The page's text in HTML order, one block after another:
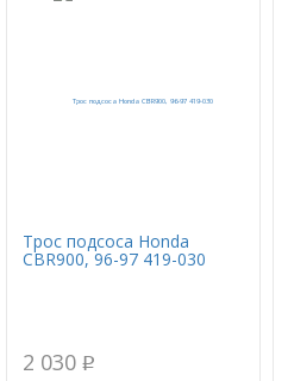
Трос подсоса Honda
CBR900, 96-97 419-030
2 030 p